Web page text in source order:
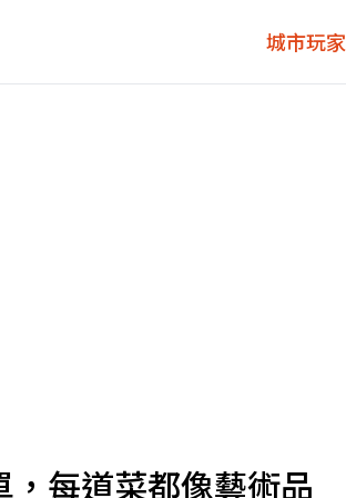
城市玩家
每道菜都像藝術品